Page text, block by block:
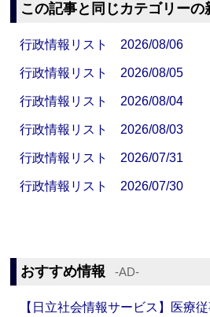
この記事と同じカテゴリーの
行政情報リスト 2026/08/06
行政情報リスト 2026/08/05
行政情報リスト 2026/08/04
行政情報リスト 2026/08/03
行政情報リスト 2026/07/31
行政情報リスト 2026/07/30
おすすめ情報 ‐AD‐
【日立社会情報サービス】医療